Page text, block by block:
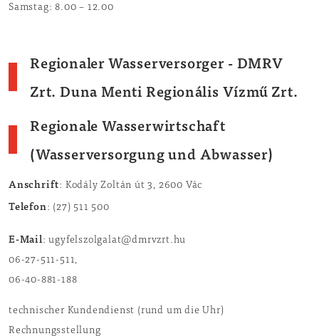
Samstag: 8.00 – 12.00
Regionaler Wasserversorger- DMRV
Zrt. Duna Menti Regionális Vízmű Zrt.
Regionale Wasserwirtschaft
(Wasserversorgung und Abwasser)
Anschrift: Kodály Zoltán út 3, 2600 Vác
Telefon: (27) 511 500
E-Mail: ugyfelszolgalat@dmrvzrt.hu
06-27-511-511,
06-40-881-188
technischer Kundendienst (rund um die Uhr)
Rechnungsstellung